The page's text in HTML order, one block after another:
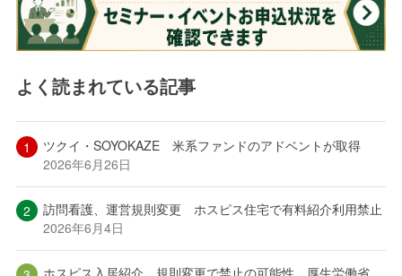
よく読まれている記事
ツクイ・SOYOKAZE 米系ファンドのアドベントが取得
2026年6月26日
訪問看護、運営規則変更 ホスピス住宅で有料紹介利用禁止
2026年6月4日